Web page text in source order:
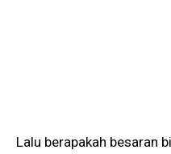
Lalu berapakah besaran